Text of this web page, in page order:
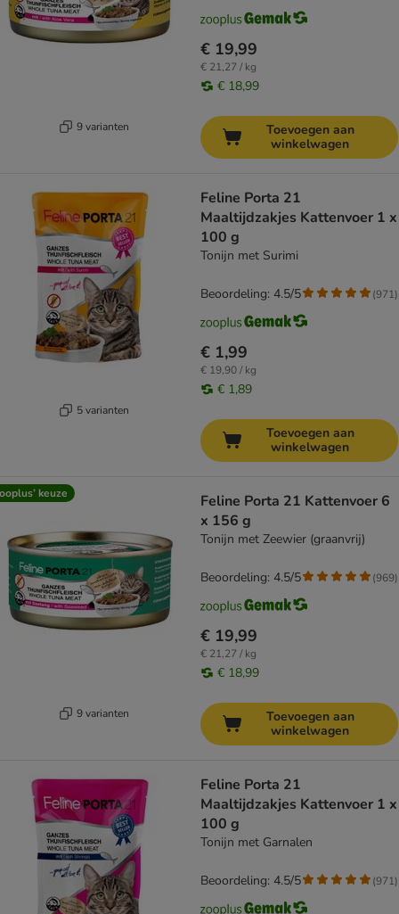
9 varianten
€ 19,99
€ 21,27 / kg
€ 18,99
Toevoegen aan
winkelwagen
5 varianten
Feline Porta 21
Maaltijdzakjes Kattenvoer 1 x
100 g
Tonijn met Surimi
€ 1,99
€ 19,90 / kg
€ 1,89
Beoordeling: 4.5/5 (971)
Toevoegen aan
winkelwagen
keuze
9 varianten
Feline Porta 21 Kattenvoer 6
x 156 g
Tonijn met Zeewier (graanvrij)
€ 19,99
€ 21,27 / kg
€ 18,99
Beoordeling: 4.5/5 (969)
Toevoegen aan
winkelwagen
Feline Porta 21
Maaltijdzakjes Kattenvoer 1 x
100 g
Tonijn met Garnalen
Beoordeling: 4.5/5 (971)